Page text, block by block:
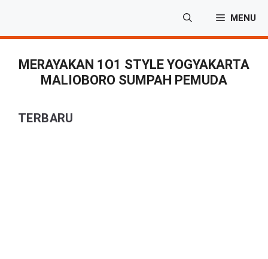
isi
MENU
MERAYAKAN 1O1 STYLE YOGYAKARTA
MALIOBORO SUMPAH PEMUDA
TERBARU